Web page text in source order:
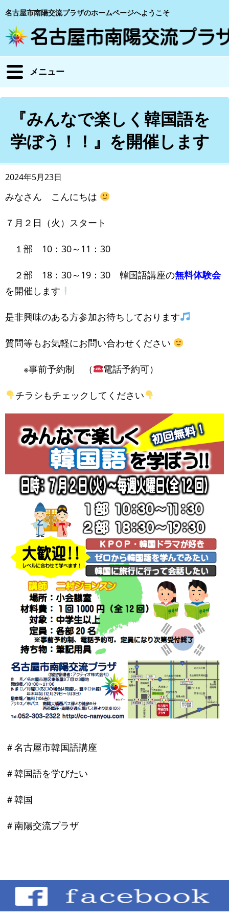
名古屋市南陽交流プラザのホームページへようこそ
メニュー
『みんなで楽しく韓国語を
学ぼう！！』を開催します
2024年5月23日
みなさん こんにちは
７月２日（火）スタート
１部 10：30～11：30
２部 18：30～19：30 韓国語講座の無料体験会
を開催します
是非興味のある方参加お待ちしております
質問等もお気軽にお問い合わせください
※事前予約制 （ 電話予約可）
チラシもチェックしてください
＃名古屋市韓国語講座
＃韓国語を学びたい
＃韓国
＃南陽交流プラザ